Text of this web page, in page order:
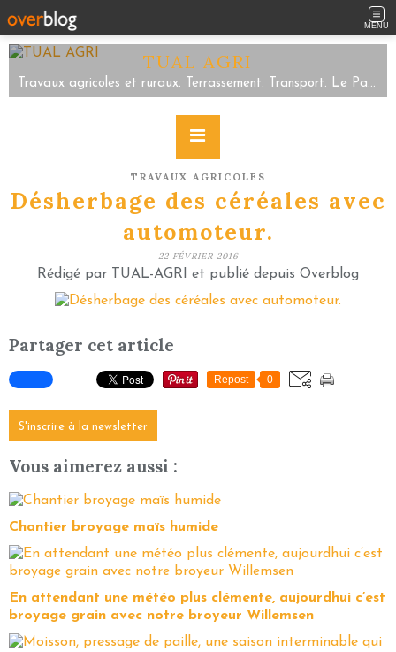
MENU
TUAL AGRI
Travaux agricoles et ruraux. Terrassement. Transport. Le Parc/Sartilly Baie Bocage/Servon. Tel 02.33.48.59.63
TRAVAUX AGRICOLES
Désherbage des céréales avec
automoteur.
22 FÉVRIER 2016
Rédigé par TUAL-AGRI et publié depuis Overblog
Partager cet article
Repost 0
S'inscrire à la newsletter
Vous aimerez aussi :
Chantier broyage maïs humide
En attendant une météo plus clémente, aujourdhui c’est
broyage grain avec notre broyeur Willemsen